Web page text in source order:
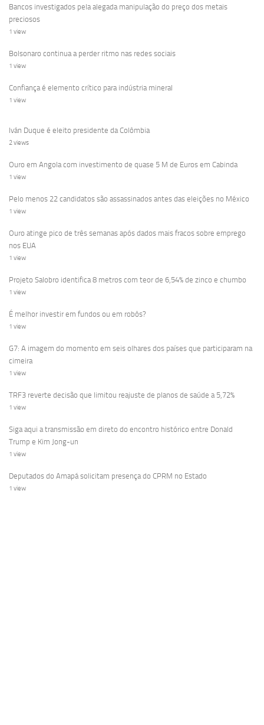
Bancos investigados pela alegada manipulação do preço dos metais
preciosos
1 view
Bolsonaro continua a perder ritmo nas redes sociais
1 view
Confiança é elemento crítico para indústria mineral
1 view
Iván Duque é eleito presidente da Colômbia
2 views
Ouro em Angola com investimento de quase 5 M de Euros em Cabinda
1 view
Pelo menos 22 candidatos são assassinados antes das eleições no México
1 view
Ouro atinge pico de três semanas após dados mais fracos sobre emprego
nos EUA
1 view
Projeto Salobro identifica 8 metros com teor de 6,54% de zinco e chumbo
1 view
É melhor investir em fundos ou em robôs?
1 view
G7: A imagem do momento em seis olhares dos países que participaram na
cimeira
1 view
TRF3 reverte decisão que limitou reajuste de planos de saúde a 5,72%
1 view
Siga aqui a transmissão em direto do encontro histórico entre Donald
Trump e Kim Jong-un
1 view
Deputados do Amapá solicitam presença do CPRM no Estado
1 view